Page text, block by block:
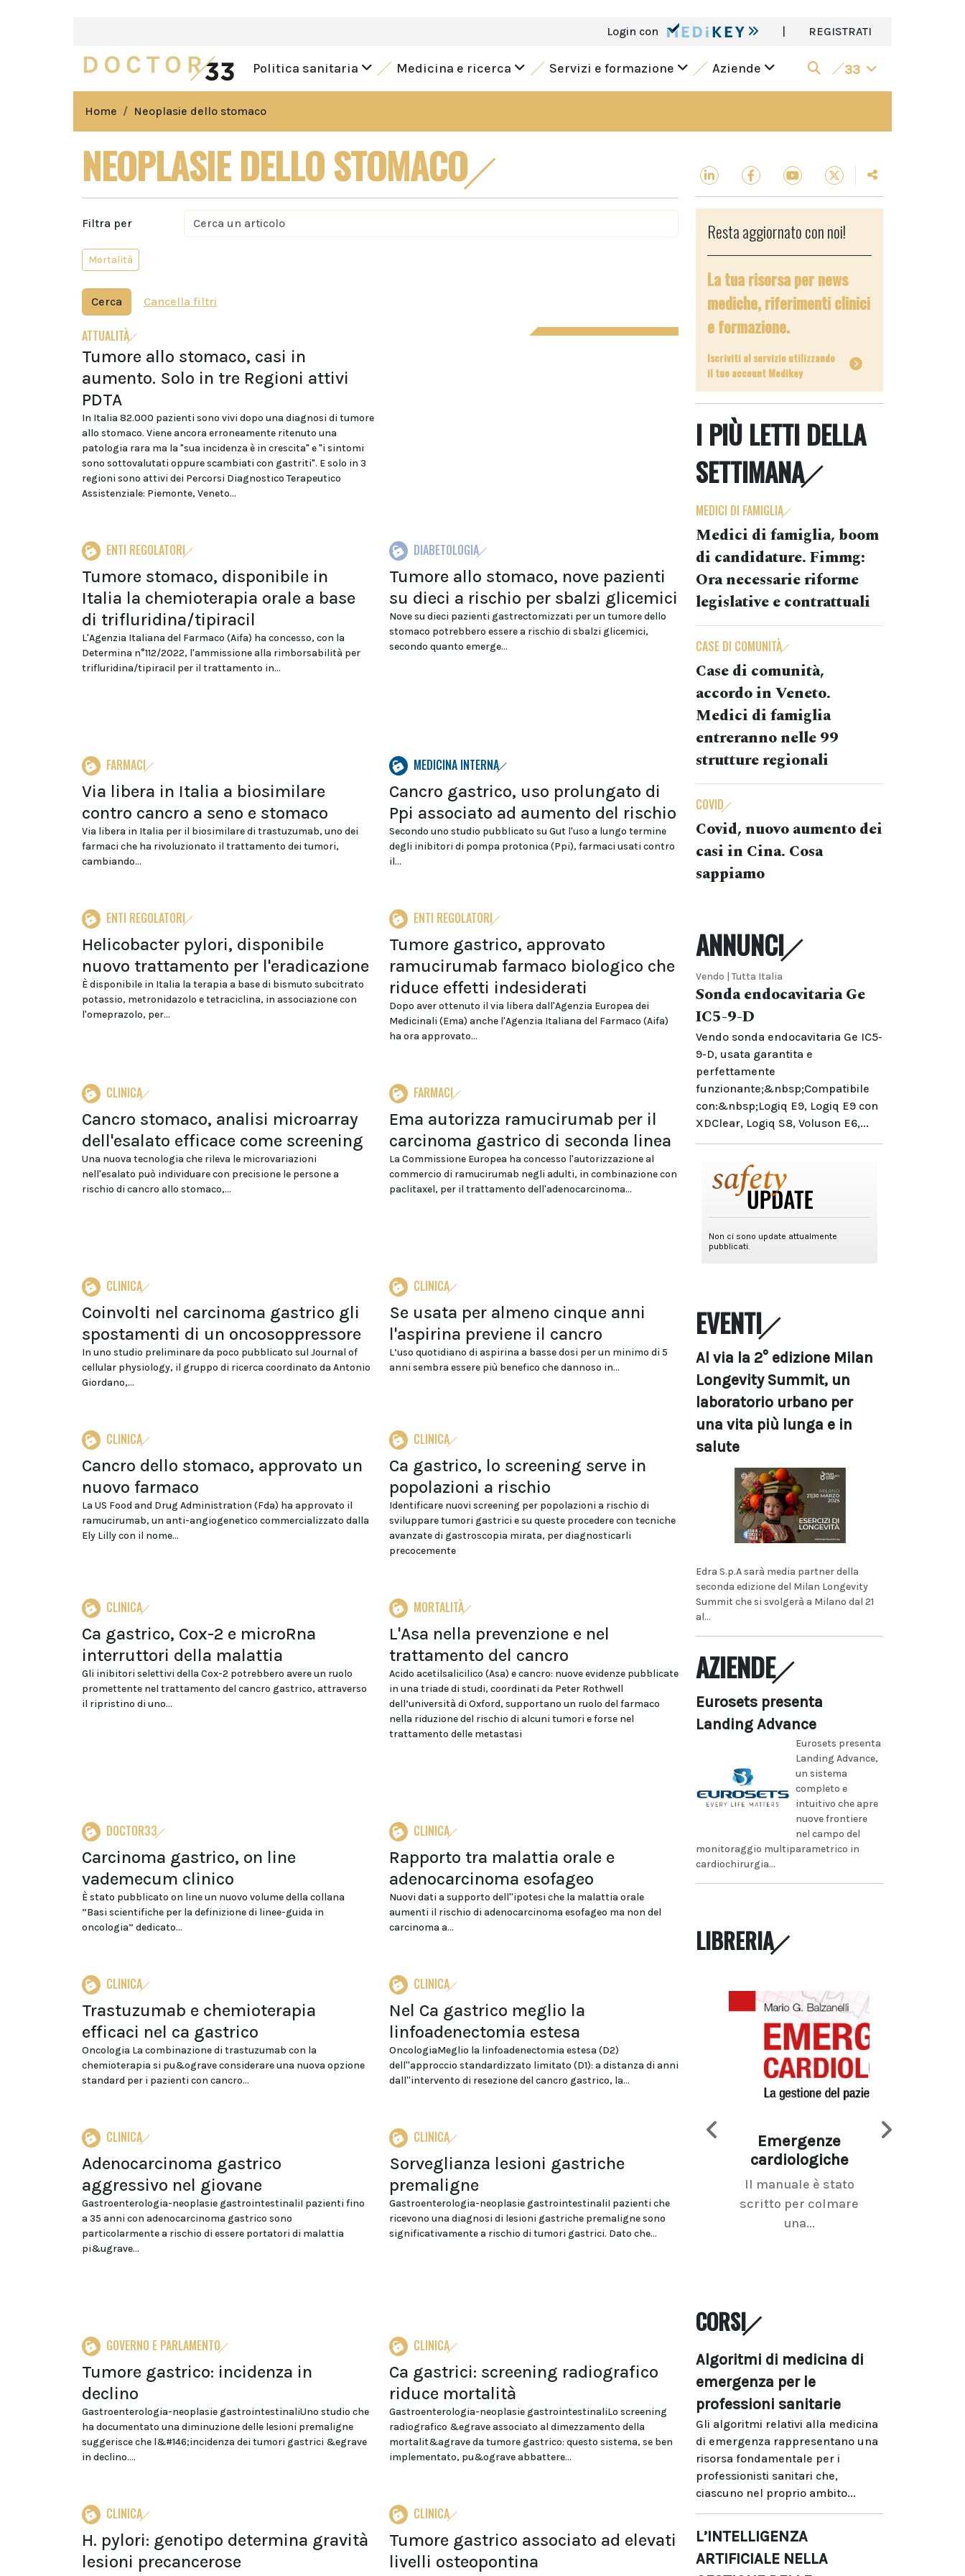
Login con | REGISTRATI
Politica sanitaria Medicina e ricerca Servizi e formazione Aziende 33
Home Neoplasie dello stomaco
NEOPLASIE DELLO STOMACO
Filtra per
Mortalità
Cerca Cancella filtri
ATTUALITÀ
Tumore allo stomaco, casi in
aumento. Solo in tre Regioni attivi
PDTA
In Italia 82.000 pazienti sono vivi dopo una diagnosi di tumore
allo stomaco. Viene ancora erroneamente ritenuto una
patologia rara ma la "sua incidenza è in crescita" e "i sintomi
sono sottovalutati oppure scambiati con gastriti". E solo in 3
regioni sono attivi dei Percorsi Diagnostico Terapeutico
Assistenziale: Piemonte, Veneto...
ENTI REGOLATORI
Tumore stomaco, disponibile in
Italia la chemioterapia orale a base
di trifluridina/tipiracil
L'Agenzia Italiana del Farmaco (Aifa) ha concesso, con la
Determina n°112/2022, l'ammissione alla rimborsabilità per
trifluridina/tipiracil per il trattamento in...
DIABETOLOGIA
Tumore allo stomaco, nove pazienti
su dieci a rischio per sbalzi glicemici
Nove su dieci pazienti gastrectomizzati per un tumore dello
stomaco potrebbero essere a rischio di sbalzi glicemici,
secondo quanto emerge...
FARMACI
Via libera in Italia a biosimilare
contro cancro a seno e stomaco
Via libera in Italia per il biosimilare di trastuzumab, uno dei
farmaci che ha rivoluzionato il trattamento dei tumori,
cambiando...
MEDICINA INTERNA
Cancro gastrico, uso prolungato di
Ppi associato ad aumento del rischio
Secondo uno studio pubblicato su Gut l'uso a lungo termine
degli inibitori di pompa protonica (Ppi), farmaci usati contro
il...
ENTI REGOLATORI
Helicobacter pylori, disponibile
nuovo trattamento per l'eradicazione
È disponibile in Italia la terapia a base di bismuto subcitrato
potassio, metronidazolo e tetraciclina, in associazione con
l'omeprazolo, per...
ENTI REGOLATORI
Tumore gastrico, approvato
ramucirumab farmaco biologico che
riduce effetti indesiderati
Dopo aver ottenuto il via libera dall'Agenzia Europea dei
Medicinali (Ema) anche l'Agenzia Italiana del Farmaco (Aifa)
ha ora approvato...
CLINICA
Cancro stomaco, analisi microarray
dell'esalato efficace come screening
Una nuova tecnologia che rileva le microvariazioni
nell'esalato può individuare con precisione le persone a
rischio di cancro allo stomaco,...
FARMACI
Ema autorizza ramucirumab per il
carcinoma gastrico di seconda linea
La Commissione Europea ha concesso l'autorizzazione al
commercio di ramucirumab negli adulti, in combinazione con
paclitaxel, per il trattamento dell'adenocarcinoma...
CLINICA
Coinvolti nel carcinoma gastrico gli
spostamenti di un oncosoppressore
In uno studio preliminare da poco pubblicato sul Journal of
cellular physiology, il gruppo di ricerca coordinato da Antonio
Giordano,...
CLINICA
Se usata per almeno cinque anni
l'aspirina previene il cancro
L’uso quotidiano di aspirina a basse dosi per un minimo di 5
anni sembra essere più benefico che dannoso in...
CLINICA
Cancro dello stomaco, approvato un
nuovo farmaco
La US Food and Drug Administration (Fda) ha approvato il
ramucirumab, un anti-angiogenetico commercializzato dalla
Ely Lilly con il nome...
CLINICA
Ca gastrico, lo screening serve in
popolazioni a rischio
Identificare nuovi screening per popolazioni a rischio di
sviluppare tumori gastrici e su queste procedere con tecniche
avanzate di gastroscopia mirata, per diagnosticarli
precocemente
CLINICA
Ca gastrico, Cox-2 e microRna
interruttori della malattia
Gli inibitori selettivi della Cox-2 potrebbero avere un ruolo
promettente nel trattamento del cancro gastrico, attraverso
il ripristino di uno...
MORTALITÀ
L'Asa nella prevenzione e nel
trattamento del cancro
Acido acetilsalicilico (Asa) e cancro: nuove evidenze pubblicate
in una triade di studi, coordinati da Peter Rothwell
dell’università di Oxford, supportano un ruolo del farmaco
nella riduzione del rischio di alcuni tumori e forse nel
trattamento delle metastasi
DOCTOR33
Carcinoma gastrico, on line
vademecum clinico
È stato pubblicato on line un nuovo volume della collana
“Basi scientifiche per la definizione di linee-guida in
oncologia” dedicato...
CLINICA
Rapporto tra malattia orale e
adenocarcinoma esofageo
Nuovi dati a supporto dell''ipotesi che la malattia orale
aumenti il rischio di adenocarcinoma esofageo ma non del
carcinoma a...
CLINICA
Trastuzumab e chemioterapia
efficaci nel ca gastrico
Oncologia La combinazione di trastuzumab con la
chemioterapia si pu&ograve considerare una nuova opzione
standard per i pazienti con cancro...
CLINICA
Nel Ca gastrico meglio la
linfoadenectomia estesa
OncologiaMeglio la linfoadenectomia estesa (D2)
dell''approccio standardizzato limitato (D1): a distanza di anni
dall''intervento di resezione del cancro gastrico, la...
CLINICA
Adenocarcinoma gastrico
aggressivo nel giovane
Gastroenterologia-neoplasie gastrointestinaliI pazienti fino
a 35 anni con adenocarcinoma gastrico sono
particolarmente a rischio di essere portatori di malattia
pi&ugrave...
CLINICA
Sorveglianza lesioni gastriche
premaligne
Gastroenterologia-neoplasie gastrointestinaliI pazienti che
ricevono una diagnosi di lesioni gastriche premaligne sono
significativamente a rischio di tumori gastrici. Dato che...
GOVERNO E PARLAMENTO
Tumore gastrico: incidenza in
declino
Gastroenterologia-neoplasie gastrointestinaliUno studio che
ha documentato una diminuzione delle lesioni premaligne
suggerisce che l&#146;incidenza dei tumori gastrici &egrave
in declino....
CLINICA
Ca gastrici: screening radiografico
riduce mortalità
Gastroenterologia-neoplasie gastrointestinaliLo screening
radiografico &egrave associato al dimezzamento della
mortalit&agrave da tumore gastrico: questo sistema, se ben
implementato, pu&ograve abbattere...
CLINICA
H. pylori: genotipo determina gravità
lesioni precancerose
CLINICA
Tumore gastrico associato ad elevati
livelli osteopontina
Resta aggiornato con noi!
La tua risorsa per news
mediche, riferimenti clinici
e formazione.
Iscriviti al servizio utilizzando
il tuo account Medikey
I PIÙ LETTI DELLA
SETTIMANA
MEDICI DI FAMIGLIA
Medici di famiglia, boom
di candidature. Fimmg:
Ora necessarie riforme
legislative e contrattuali
CASE DI COMUNITÀ
Case di comunità,
accordo in Veneto.
Medici di famiglia
entreranno nelle 99
strutture regionali
COVID
Covid, nuovo aumento dei
casi in Cina. Cosa
sappiamo
ANNUNCI
Vendo | Tutta Italia
Sonda endocavitaria Ge
IC5-9-D
Vendo sonda endocavitaria Ge IC5-
9-D, usata garantita e
perfettamente
funzionante;&nbsp;Compatibile
con:&nbsp;Logiq E9, Logiq E9 con
XDClear, Logiq S8, Voluson E6,...
EVENTI
Al via la 2° edizione Milan
Longevity Summit, un
laboratorio urbano per
una vita più lunga e in
salute
Edra S.p.A sarà media partner della
seconda edizione del Milan Longevity
Summit che si svolgerà a Milano dal 21
al...
AZIENDE
Eurosets presenta
Landing Advance
Eurosets presenta
Landing Advance,
un sistema
completo e
intuitivo che apre
nuove frontiere
nel campo del
monitoraggio multiparametrico in
cardiochirurgia...
LIBRERIA
Emergenze
cardiologiche
Il manuale è stato
scritto per colmare
una...
CORSI
Algoritmi di medicina di
emergenza per le
professioni sanitarie
Gli algoritmi relativi alla medicina
di emergenza rappresentano una
risorsa fondamentale per i
professionisti sanitari che,
ciascuno nel proprio ambito...
L’INTELLIGENZA
ARTIFICIALE NELLA